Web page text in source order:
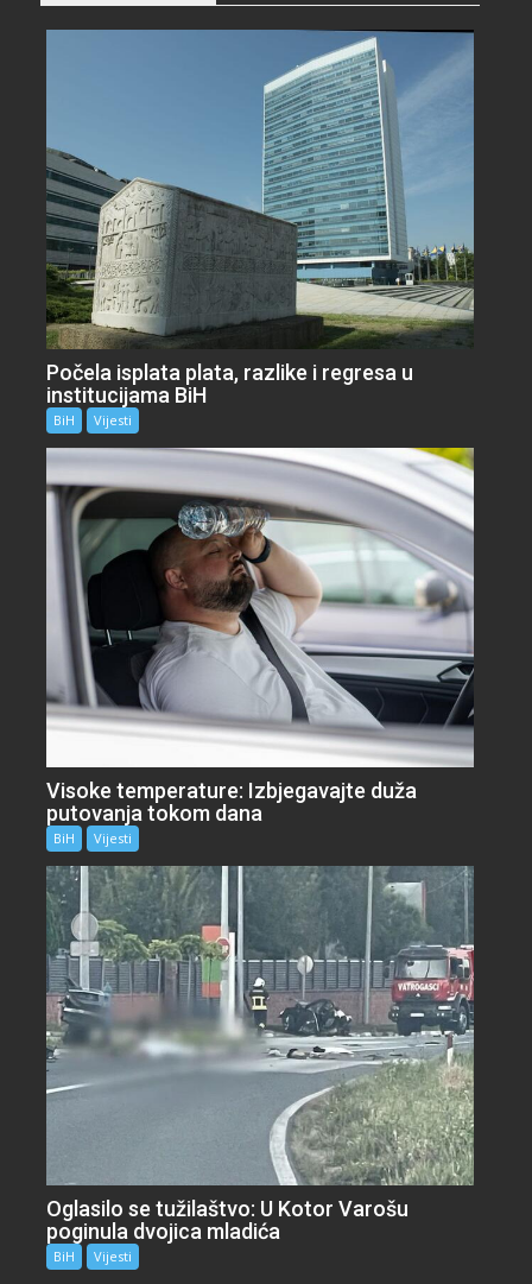
Počela isplata plata, razlike i regresa u
institucijama BiH
BiH Vijesti
Visoke temperature: Izbjegavajte duža
putovanja tokom dana
BiH Vijesti
Oglasilo se tužilaštvo: U Kotor Varošu
poginula dvojica mladića
BiH Vijesti